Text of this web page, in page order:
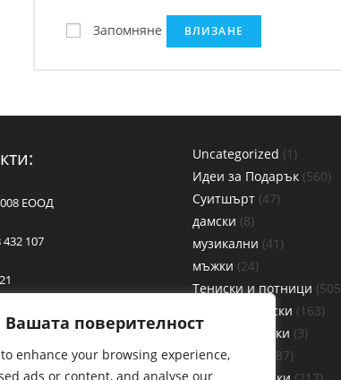
поверителност
enhance your browsing experience,
ads or content, and analyse our
Запомняне ВЛИЗАНЕ
ЕООД
107
12
Uncategorized 1
Идеи за Подарък 560
Суитшърт 47
дамски 8
музикални 41
мъжки 24
Тениски и потници 505
Дамски Тениски 163
Детски Тениски 3
Музикални
287